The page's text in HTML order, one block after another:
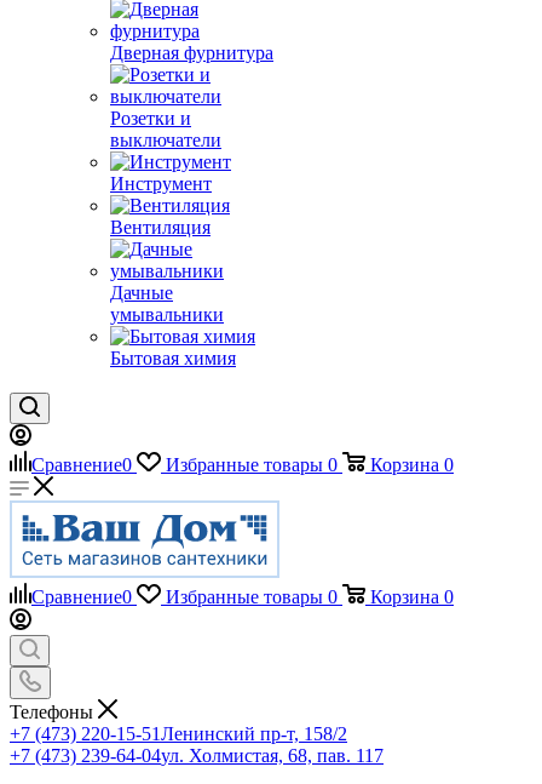
Дверная фурнитура
Розетки и
выключатели
Инструмент
Вентиляция
Дачные
умывальники
Бытовая химия
Сравнение0 Избранные товары 0 Корзина 0
Сравнение0 Избранные товары 0 Корзина 0
Телефоны
+7 (473) 220-15-51Ленинский пр-т, 158/2
+7 (473) 239-64-04ул. Холмистая, 68, пав. 117